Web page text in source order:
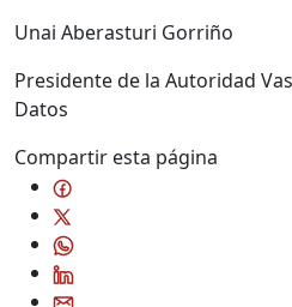
Unai Aberasturi Gorriño
Presidente de la Autoridad
Datos
Compartir esta página